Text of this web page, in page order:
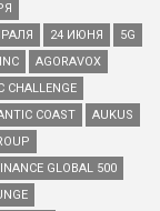
24 ИЮНЯ
5G
AGORAVOX
CHALLENGE
COAST
AUKUS
GLOBAL 500